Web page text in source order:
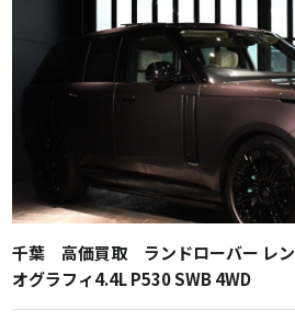
千葉 高価買取 ランドローバー レン
オグラフィ4.4L P530 SWB 4WD